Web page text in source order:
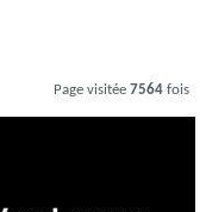
Page visitée 7564 fois